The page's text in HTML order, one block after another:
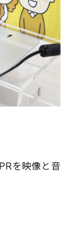
を映像と音